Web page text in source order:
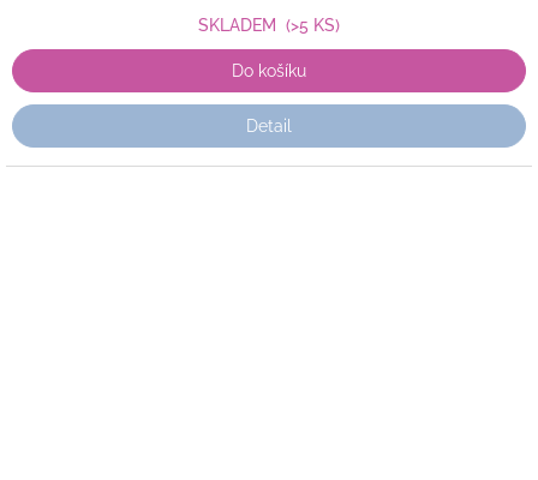
SKLADEM (>5 KS)
Do košíku
Detail